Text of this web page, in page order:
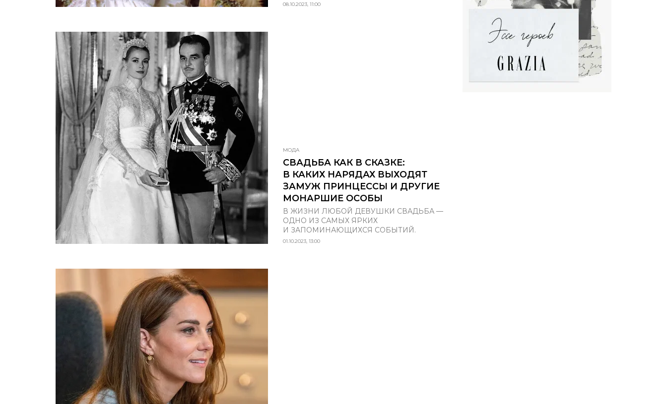
08.10.2023, 11:00
МОДА
СВАДЬБА КАК В СКАЗКЕ:
В КАКИХ НАРЯДАХ ВЫХОДЯТ
ЗАМУЖ ПРИНЦЕССЫ И ДРУГИЕ
МОНАРШИЕ ОСОБЫ
В ЖИЗНИ ЛЮБОЙ ДЕВУШКИ СВАДЬБА —
ОДНО ИЗ САМЫХ ЯРКИХ
И ЗАПОМИНАЮЩИХСЯ СОБЫТИЙ.
01.10.2023, 13:00